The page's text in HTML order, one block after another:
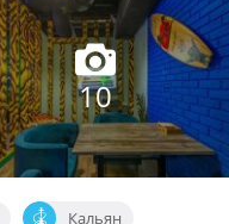
10
Кальян